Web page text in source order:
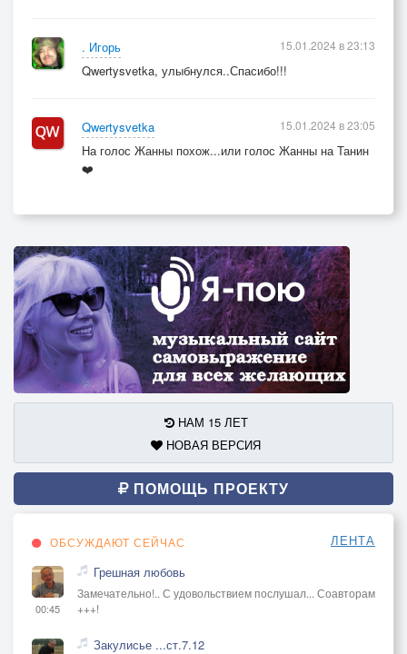
. Игорь
Qwertysvetka, улыбнулся..Спасибо!!!
15.01.2024 в 23:13
Qwertysvetka
На голос Жанны похож...или голос Жанны на Танин
❤️
15.01.2024 в 23:05
НАМ 15 ЛЕТ
НОВАЯ ВЕРСИЯ
ПОМОЩЬ ПРОЕКТУ
ОБСУЖДАЮТ СЕЙЧАС ЛЕНТА
00:45
Грешная любовь
Замечательно!.. С удовольствием послушал... Соавторам
+++!
Закулисье ...ст.7.12